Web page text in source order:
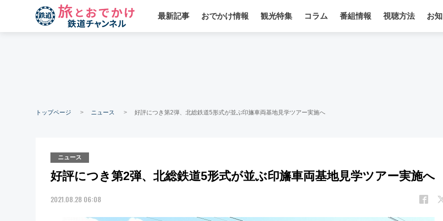
最新記事 おでかけ情報 観光特集 コラム 番組情報 視聴方法 お
トップページ ニュース 好評につき第2弾、北総鉄道5形式が並ぶ印旛車両基地見学ツアー実施へ
ニュース
好評につき第2弾、北総鉄道5形式が並ぶ印旛車両基地見学ツアー実施へ
2021.08.28 06:08